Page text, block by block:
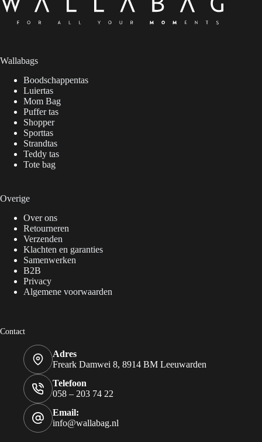
Wallabags
Boodschappentas
Luiertas
Mom Bag
Puffer tas
Shopper
Sporttas
Strandtas
Teddy tas
Tote bag
Overige
Over ons
Retourneren
Verzenden
Klachten en garanties
Samenwerken
B2B
Privacy
Algemene voorwaarden
Contact
Adres
Freark Damwei 8, 8914 BM Leeuwarden
Telefoon
058 – 203 74 22
Email:
info@wallabag.nl